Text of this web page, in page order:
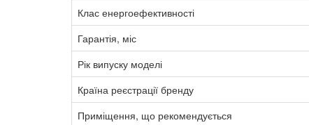
Клас енергоефективності
Гарантія, міс
Рік випуску моделі
Країна реєстрації бренду
Приміщення, що рекомендується